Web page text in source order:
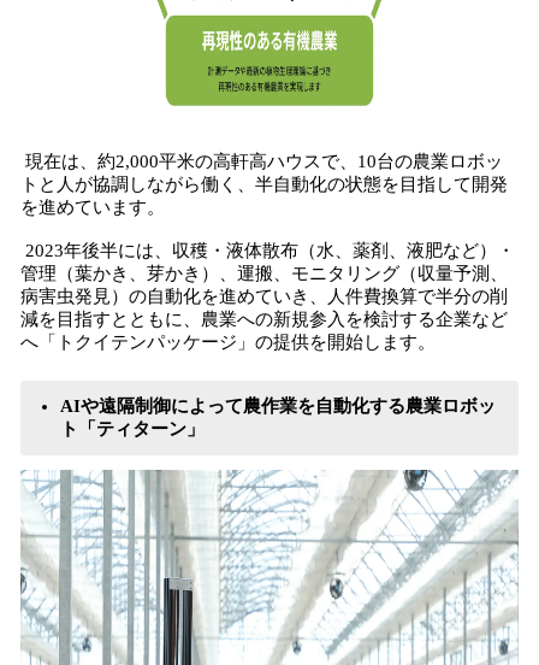
現在は、約2,000平米の高軒高ハウスで、10台の農業ロボッ
トと人が協調しながら働く、半自動化の状態を目指して開発
を進めています。
2023年後半には、収穫・液体散布（水、薬剤、液肥など）・
管理（葉かき、芽かき）、運搬、モニタリング（収量予測、
病害虫発見）の自動化を進めていき、人件費換算で半分の削
減を目指すとともに、農業への新規参入を検討する企業など
へ「トクイテンパッケージ」の提供を開始します。
AIや遠隔制御によって農作業を自動化する農業ロボッ
ト「ティターン」